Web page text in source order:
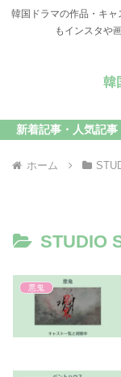
韓国ドラマの作品・キ
もインスタや
韓
新着記事・人気記事
ホーム
STUDIO
悪鬼